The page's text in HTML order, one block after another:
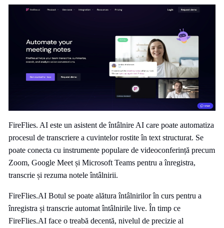
FireFlies. AI este un asistent de întâlnire AI care poate automatiza
procesul de transcriere a cuvintelor rostite în text structurat. Se
poate conecta cu instrumente populare de videoconferință precum
Zoom, Google Meet și Microsoft Teams pentru a înregistra,
transcrie și rezuma notele întâlnirii.
FireFlies.AI Botul se poate alătura întâlnirilor în curs pentru a
înregistra și transcrie automat întâlnirile live. În timp ce
FireFlies.AI face o treabă decentă, nivelul de precizie al